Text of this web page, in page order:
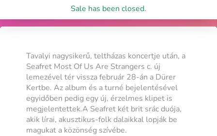
Sale has been closed.
Tavalyi nagysikerű, teltházas koncertje után, a
Seafret Most Of Us Are Strangers c. új
lemezével tér vissza február 28-án a Dürer
Kertbe. Az album és a turné bejelentésével
egyidőben pedig egy új, érzelmes klipet is
megjelentettek.A Seafret két brit srác duója,
akik lírai, akusztikus-folk dalaikkal lopják be
magukat a közönség szívébe.